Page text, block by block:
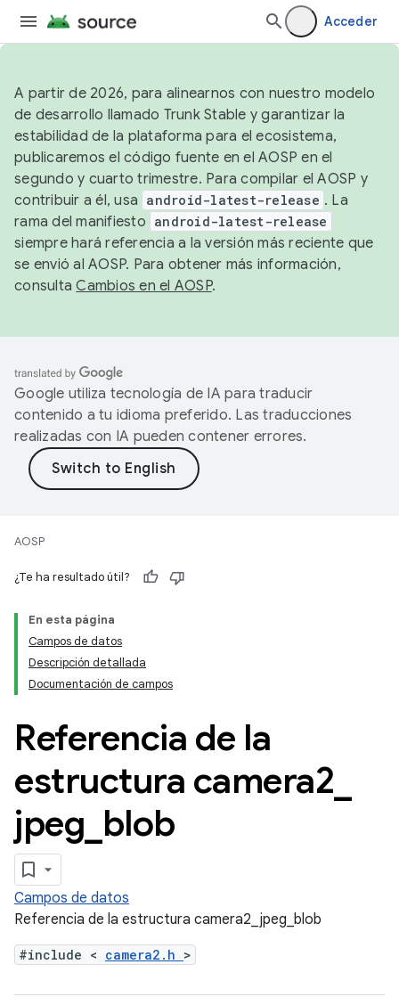
Acceder
A partir de 2026, para alinearnos con nuestro modelo
de desarrollo llamado Trunk Stable y garantizar la
estabilidad de la plataforma para el ecosistema,
publicaremos el código fuente en el AOSP en el
segundo y cuarto trimestre. Para compilar el AOSP y
contribuir a él, usa android-latest-release . La
rama del manifiesto android-latest-release
siempre hará referencia a la versión más reciente que
se envió al AOSP. Para obtener más información,
consultaCambios en el AOSP.
Google utiliza tecnología de IA para traducir
contenido a tu idioma preferido. Las traducciones
realizadas con IA pueden contener errores.
AOSP
¿Te ha resultado útil?
En esta página
Campos de datos
Descripción detallada
Documentación de campos
Referencia de la
estructura camera2
jpeg blob
Campos de datos
Referencia de la estructura camera2_jpeg_blob
#include < camera2.h >